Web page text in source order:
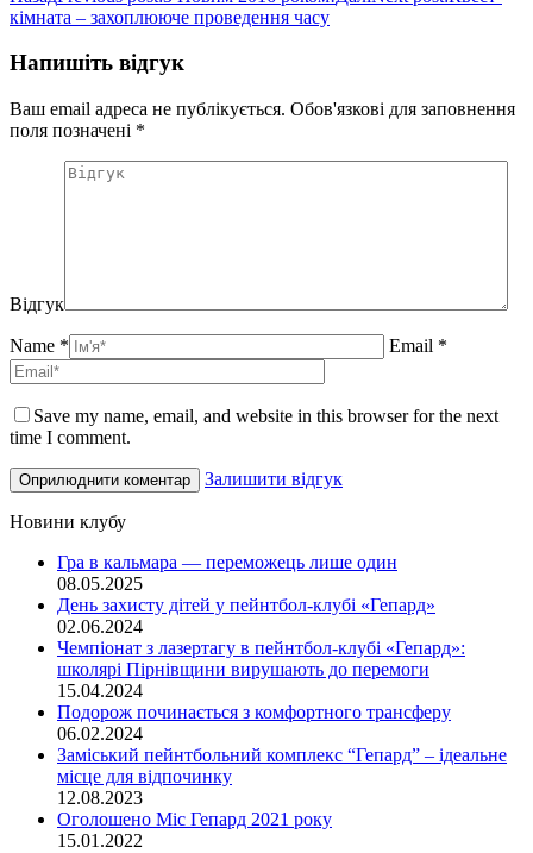
кімната – захоплююче проведення часу
Напишіть відгук
Ваш email адреса не публікується. Обов'язкові для заповнення
поля позначені *
Відгук
Name * Email *
Save my name, email, and website in this browser for the next
time I comment.
Залишити відгук
Новини клубу
Гра в кальмара — переможець лише один
08.05.2025
День захисту дітей у пейнтбол-клубі «Гепард»
02.06.2024
Чемпіонат з лазертагу в пейнтбол-клубі «Гепард»:
школярі Пірнівщини вирушають до перемоги
15.04.2024
Подорож починається з комфортного трансферу
06.02.2024
Заміський пейнтбольний комплекс “Гепард” – ідеальне
місце для відпочинку
12.08.2023
Оголошено Міс Гепард 2021 року
15.01.2022